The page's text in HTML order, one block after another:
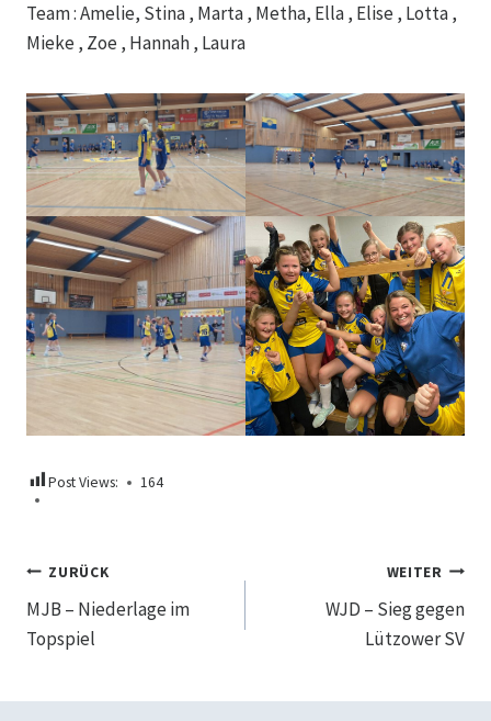
Team : Amelie, Stina , Marta , Metha, Ella , Elise , Lotta ,
Mieke , Zoe , Hannah , Laura
Post Views: 164
Beitragsnavigation
ZURÜCK
MJB – Niederlage im
Topspiel
WEITER
WJD – Sieg gegen
Lützower SV